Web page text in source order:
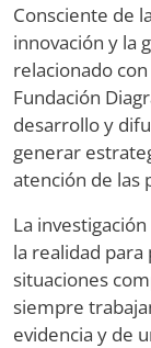
Consciente de
innovación y la
relacionado
Fundación
desarrollo y
generar
atención de las
La
la realidad
situaciones
siempre
evidencia y de